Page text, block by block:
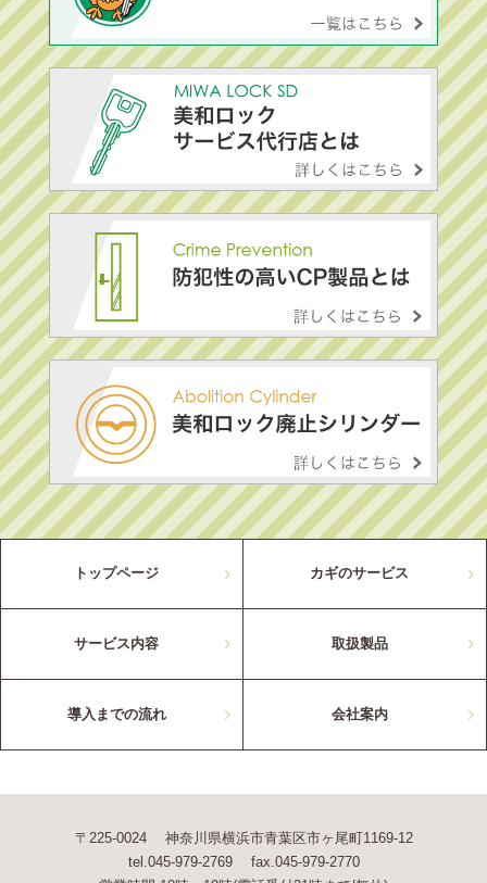
トップページ カギのサービス
サービス内容 取扱製品
導入までの流れ 会社案内
〒225-0024 神奈川県横浜市青葉区市ヶ尾町1169-12
tel.045-979-2769 fax.045-979-2770